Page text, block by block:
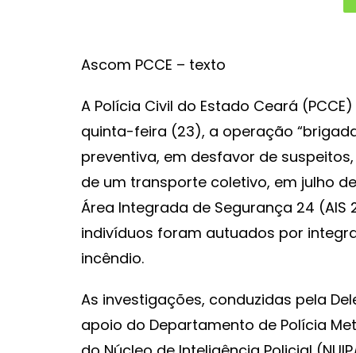
Ascom PCCE – texto
A Polícia Civil do Estado Ceará
quinta-feira (23), a operação
preventiva, em desfavor de
de um transporte coletivo, em julho
Área Integrada de Segurança 24
indivíduos foram autuados por
incêndio.
As investigações, conduzidas pela
apoio do Departamento de Polícia